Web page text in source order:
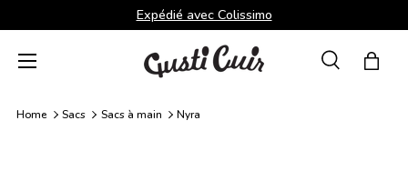
Aller au contenu
Expédié avec Colissimo
Recherche
Menu
Home Sacs Sacs à main Nyra